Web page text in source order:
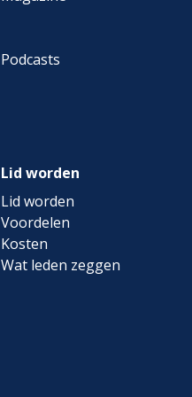
Podcasts
Lid worden
Lid worden
Voordelen
Kosten
Wat leden zeggen